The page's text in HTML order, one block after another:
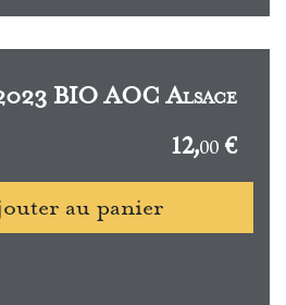
BIO AOC Alsace
12,00 €
au panier